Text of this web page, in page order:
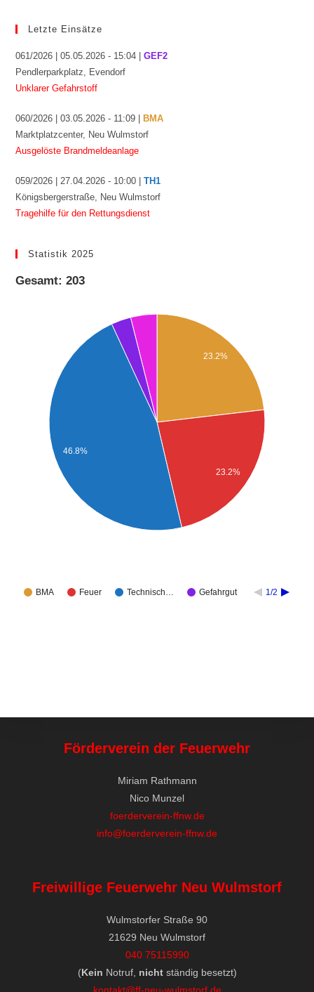
Letzte Einsätze
061/2026 | 05.05.2026 - 15:04 |GEF2
Pendlerparkplatz, Evendorf
Unklarer Gefahrstoff
060/2026 | 03.05.2026 - 11:09 |
BMA
Marktplatzcenter, Neu Wulmstorf
Ausgelöste Brandmeldeanlage
059/2026 | 27.04.2026 - 10:00 |TH1
Königsbergerstraße, Neu Wulmstorf
Tragehilfe für den Rettungsdienst
Statistik 2025
Gesamt: 203
BMA Feuer Technisch… Gefahrgut 1/2
23.2%
23.2%
46.8%
Förderverein der Feuerwehr
Miriam Rathmann
Nico Munzel
foerderverein-ffnw.de
info@foerderverein-ffnw.de
Freiwillige Feuerwehr Neu Wulmstorf
Wulmstorfer Straße 90
21629 Neu Wulmstorf
040 75115990
(Kein Notruf, nicht ständig besetzt)